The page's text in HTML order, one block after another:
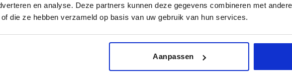
en analyse. Deze partners kunnen deze gegevens combineren met
die ze hebben verzameld op basis van uw gebruik van hun services.
Aanpassen
staal 1 19 28 20 40,5 12 65
19 28 20 40,5 12 65